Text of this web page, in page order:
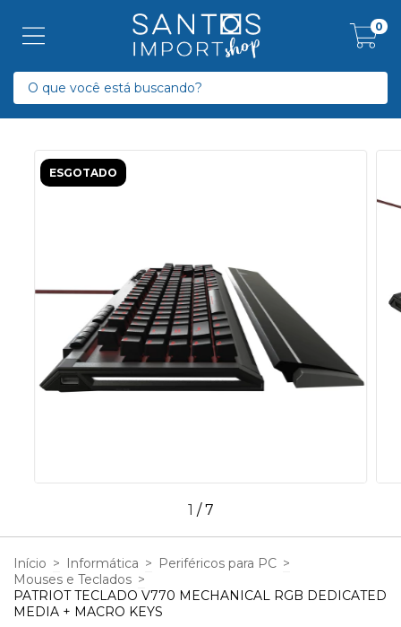
0
ESGOTADO
1 /7
Início > Informática > Periféricos para PC >
Mouses e Teclados >
PATRIOT TECLADO V770 MECHANICAL RGB DEDICATED
MEDIA + MACRO KEYS